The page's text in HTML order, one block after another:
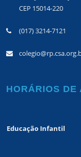
CEP 15014-220
(017) 3214-7121
HORÁRIOS DE
Educação Infantil